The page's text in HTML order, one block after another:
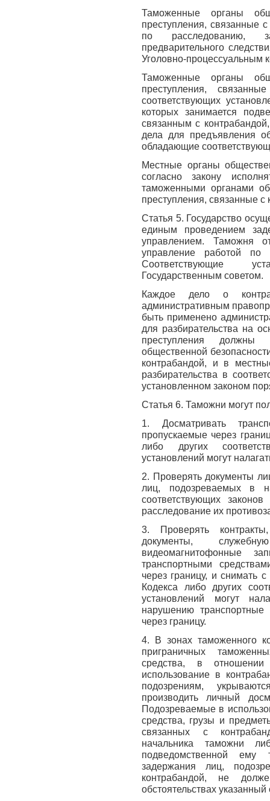
Таможенные органы
преступления, связанные
по расследованию,
предварительного
Уголовно-процессуальным
Таможенные органы
преступления,
соответствующих
которых занимается
связанным с
дела для предъявления
обладающие
Местные органы
согласно закону
таможенными органами
преступления, связанные с
Статья 5. Государство
единым проведением
управлением. Таможня
управление работой
Соответствующие
Государственным советом.
Каждое дело о
административным
быть применено
для разбирательства на
преступления
общественной
контрабандой, и в
разбирательства в
установленном законом
Статья 6. Таможни могут
1. Досматривать
пропускаемые через
либо других
установлений могут
2. Проверять документы
лиц, подозреваемых в
соответствующих
расследование их
3. Проверять
документы,
видеомагнитофонные
транспортными
через границу, и снимать
Кодекса либо других
установлений могут
нарушению транспортные
через границу.
4. В зонах таможенного
приграничных
средства, в
использование в
подозрениям,
производить личный
Подозреваемые в
средства, грузы и
связанных с
начальника таможни
подведомственной
задержания лиц,
контрабандой, не
обстоятельствах